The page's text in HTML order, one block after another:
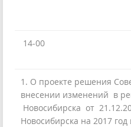
14-00
1. О проекте решения
внесении изменений в
Новосибирска от
Новосибирска на 2017